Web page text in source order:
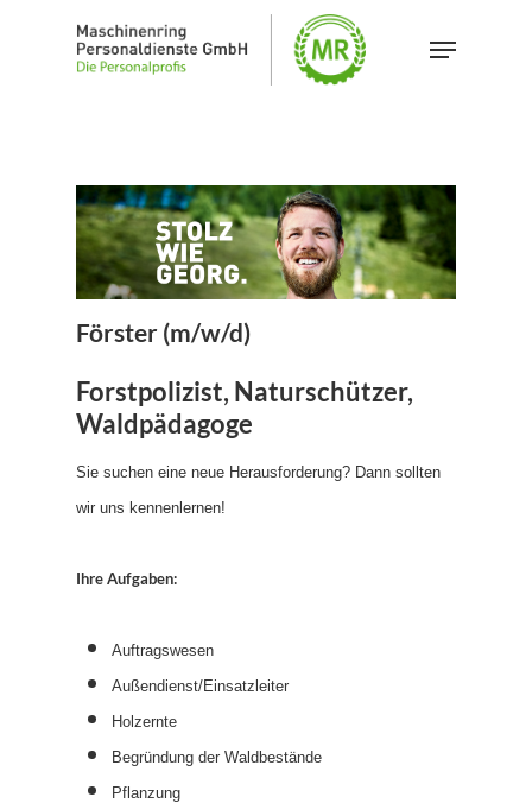
Menu
Förster (m/w/d)
Forstpolizist, Naturschützer,
Waldpädagoge
Sie suchen eine neue Herausforderung? Dann sollten
wir uns kennenlernen!
Ihre Aufgaben:
Auftragswesen
Außendienst/Einsatzleiter
Holzernte
Begründung der Waldbestände
Pflanzung